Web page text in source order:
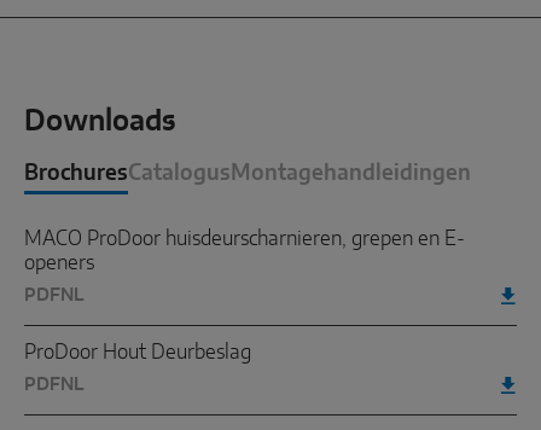
Downloads
BrochuresCatalogus Montagehandleidingen
MACO ProDoor huisdeurscharnieren, grepen en E-
openers
PDF NL
ProDoor Hout Deurbeslag
PDF NL